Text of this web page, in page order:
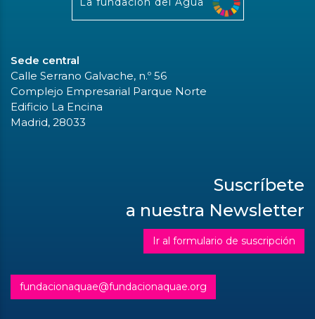
Sede central
Calle Serrano Galvache, n.º 56
Complejo Empresarial Parque Norte
Edificio La Encina
Madrid, 28033
Suscríbete
a nuestra Newsletter
Ir al formulario de suscripción
fundacionaquae@fundacionaquae.org